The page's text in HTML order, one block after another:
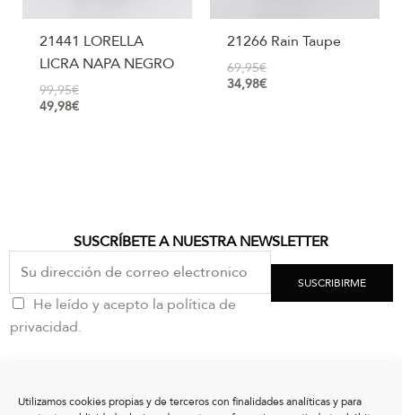
Utilizamos cookies propias y de terceros con finalidades analíticas y para
21441 LORELLA
LICRA NAPA NEGRO
99,95€
49,98€
21266 Rain Taupe
69,95€
34,98€
SUSCRÍBETE A NUESTRA NEWSLETTER
He leído y acepto la política de
privacidad.
SUSCRIBIRME
clientes@vxshoes.com